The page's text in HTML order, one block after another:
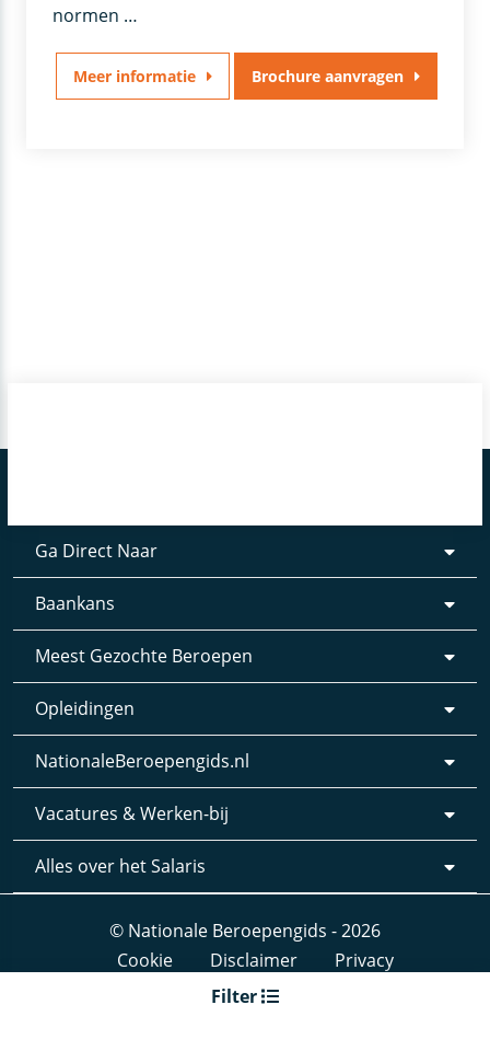
normen …
Meer informatie Brochure aanvragen
Filter
Ga Direct Naar
Baankans
Meest Gezochte Beroepen
Opleidingen
NationaleBeroepengids.nl
Vacatures & Werken-bij
Alles over het Salaris
© Nationale Beroepengids - 2026
Cookie
Disclaimer
Privacy
Webdesign & realisatie: